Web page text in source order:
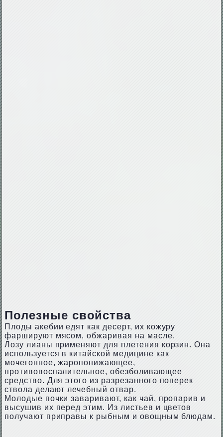
Полезные свойства
Плоды акебии едят как десерт, их кожуру
фаршируют мясом, обжаривая на масле.
Лозу лианы применяют для плетения корзин. Она
используется в китайской медицине как
мочегонное, жаропонижающее,
противовоспалительное, обезболивающее
средство. Для этого из разрезанного поперек
ствола делают лечебный отвар.
Молодые почки заваривают, как чай, пропарив и
высушив их перед этим. Из листьев и цветов
получают приправы к рыбным и овощным блюдам.